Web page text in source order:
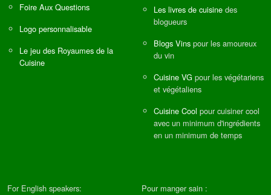
Foire Aux Questions
Logo personnalisable
Le jeu des Royaumes de la
Cuisine
Les livres de cuisine des
blogueurs
Blogs Vins pour les amoureux
du vin
Cuisine VG pour les végétariens
et végétaliens
Cuisine Cool pour cuisiner cool
avec un minimum d'ingrédients
en un minimum de temps
For English speakers: Pour manger sain :